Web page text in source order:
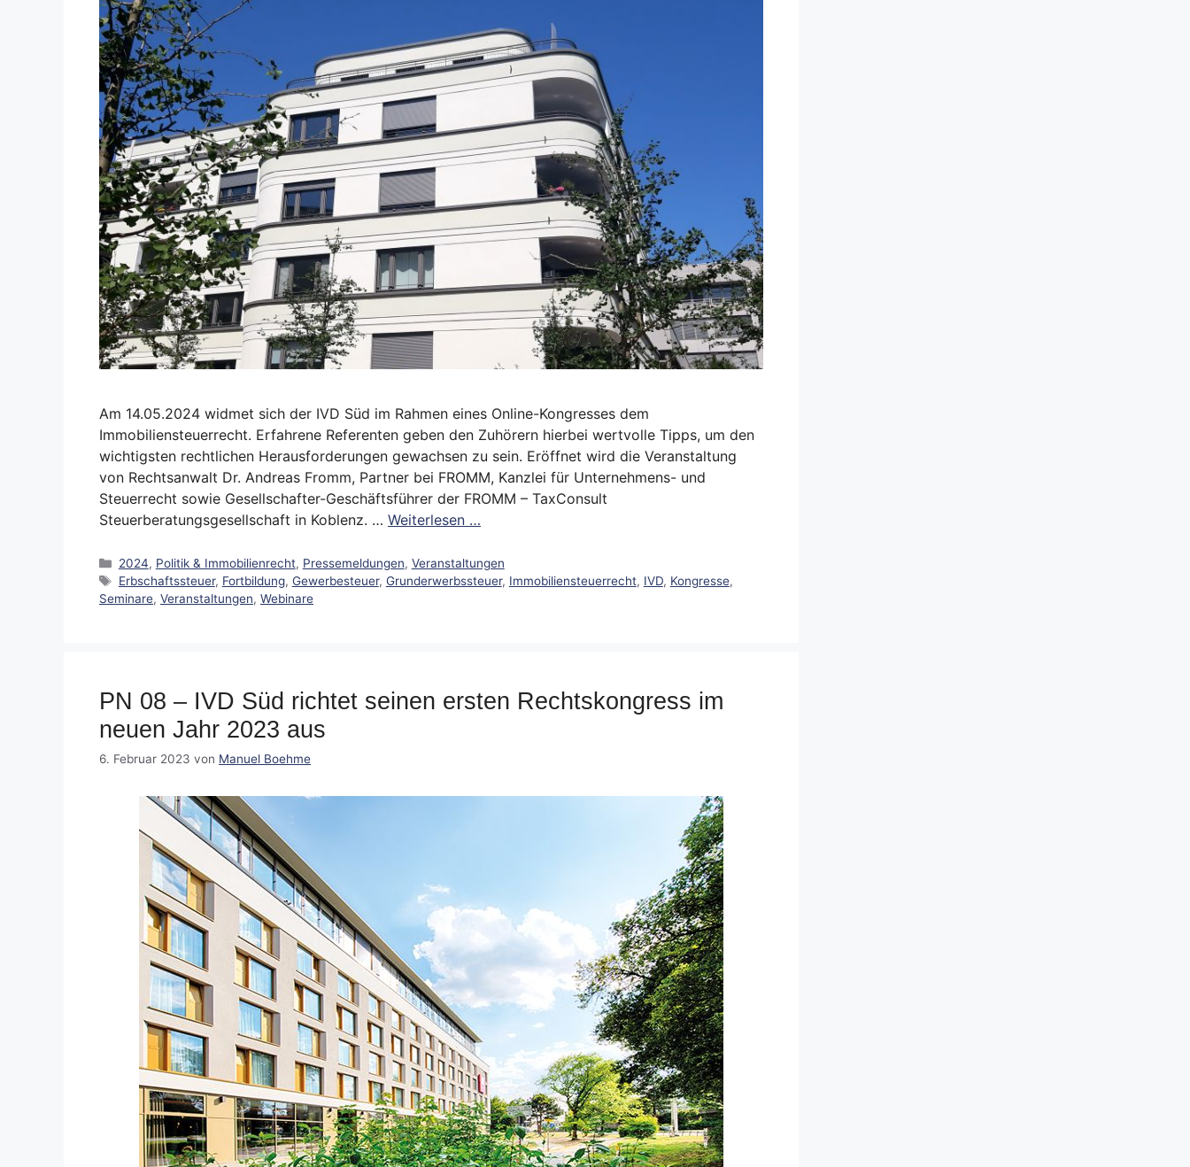
Am 14.05.2024 widmet sich der IVD Süd im Rahmen eines Online-Kongresses dem
Immobiliensteuerrecht. Erfahrene Referenten geben den Zuhörern hierbei wertvolle Tipps, um den
wichtigsten rechtlichen Herausforderungen gewachsen zu sein. Eröffnet wird die Veranstaltung
von Rechtsanwalt Dr. Andreas Fromm, Partner bei FROMM, Kanzlei für Unternehmens- und
Steuerrecht sowie Gesellschafter-Geschäftsführer der FROMM – TaxConsult
Steuerberatungsgesellschaft in Koblenz. … Weiterlesen …
Kategorien
2024, Politik & Immobilienrecht, Pressemeldungen, Veranstaltungen
Schlagwörter
Erbschaftssteuer, Fortbildung, Gewerbesteuer, Grunderwerbssteuer, Immobiliensteuerrecht, IVD, Kongresse,
Seminare, Veranstaltungen, Webinare
PN 08 – IVD Süd richtet seinen ersten Rechtskongress im
neuen Jahr 2023 aus
6. Februar 2023 von Manuel Boehme